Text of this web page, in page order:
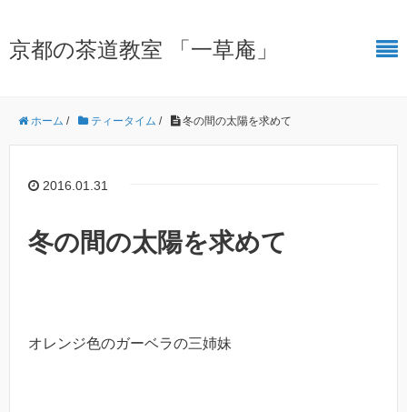
京都の茶道教室 「一草庵」
ホーム / ティータイム / 冬の間の太陽を求めて
2016.01.31
冬の間の太陽を求めて
オレンジ色のガーベラの三姉妹